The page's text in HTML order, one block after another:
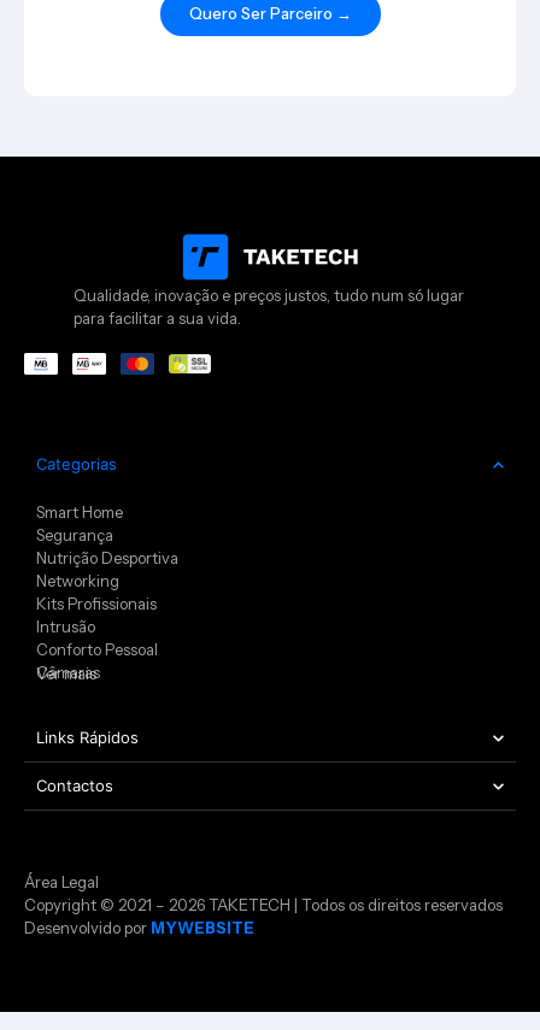
Quero Ser Parceiro →
Qualidade, inovação e preços justos, tudo num só lugar
para facilitar a sua vida.
Categorias
Smart Home
Segurança
Nutrição Desportiva
Networking
Kits Profissionais
Intrusão
Conforto Pessoal
Câmaras
Ver mais
Links Rápidos
Contactos
Copyright © 2021 – 2026 TAKETECH | Todos os direitos reservados
Desenvolvido por MYWEBSITE
Área Legal